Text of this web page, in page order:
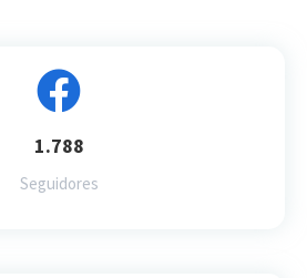
1.788
Seguidores